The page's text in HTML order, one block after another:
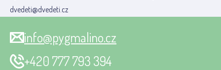
dvedeti@dvedeti.cz
info@pygmalino.cz
+420 777 793 394